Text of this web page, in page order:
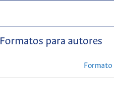
Formatos para autores